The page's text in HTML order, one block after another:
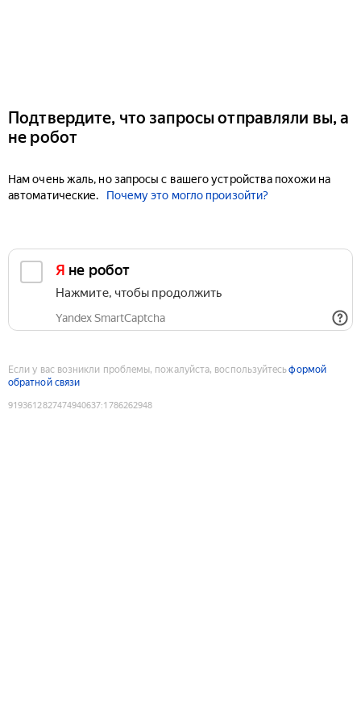
Подтвердите, что запросы отправляли вы, а
не робот
Нам очень жаль, но запросы с вашего устройства похожи на
автоматические.
Почему это могло произойти?
Я не робот
Нажмите, чтобы продолжить
Yandex SmartCaptcha
Если у вас возникли проблемы, пожалуйста, воспользуйтесьформой
обратной связи
9193612827474940637:1786262948